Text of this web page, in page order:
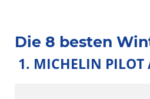
Die 8 besten
1. MICHELIN PILOT